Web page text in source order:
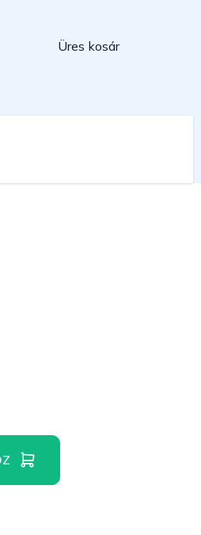
Kosár
Üres kosár